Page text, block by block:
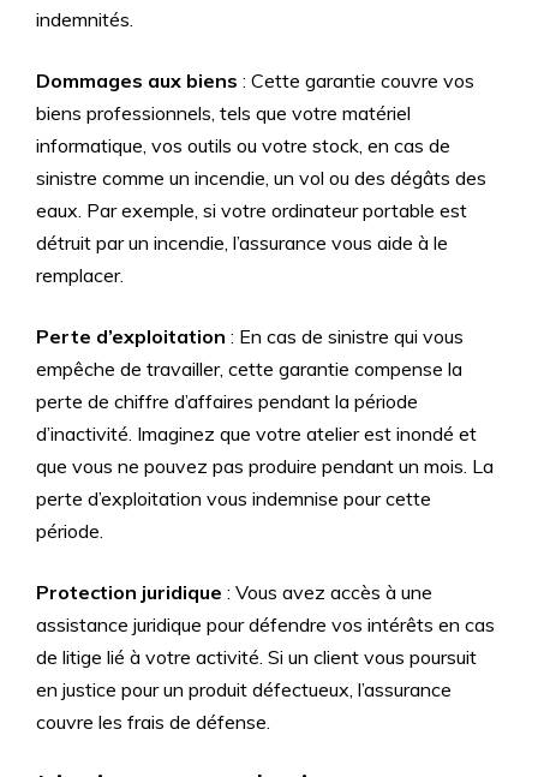
indemnités.
Dommages aux biens : Cette garantie couvre vos
biens professionnels, tels que votre matériel
informatique, vos outils ou votre stock, en cas de
sinistre comme un incendie, un vol ou des dégâts des
eaux. Par exemple, si votre ordinateur portable est
détruit par un incendie, l’assurance vous aide à le
remplacer.
Perte d’exploitation : En cas de sinistre qui vous
empêche de travailler, cette garantie compense la
perte de chiffre d’affaires pendant la période
d’inactivité. Imaginez que votre atelier est inondé et
que vous ne pouvez pas produire pendant un mois. La
perte d’exploitation vous indemnise pour cette
période.
Protection juridique : Vous avez accès à une
assistance juridique pour défendre vos intérêts en cas
de litige lié à votre activité. Si un client vous poursuit
en justice pour un produit défectueux, l’assurance
couvre les frais de défense.